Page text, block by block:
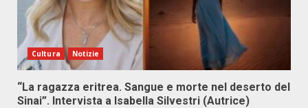
Cultura Notizie
“La ragazza eritrea. Sangue e morte nel deserto del
Sinai”. Intervista a Isabella Silvestri (Autrice)